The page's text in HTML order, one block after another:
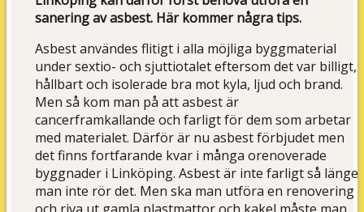
sanering av asbest. Här kommer några tips.
Asbest användes flitigt i alla möjliga byggmaterial
under sextio- och sjuttiotalet eftersom det var billigt,
hållbart och isolerade bra mot kyla, ljud och brand.
Men så kom man på att asbest är
cancerframkallande och farligt för dem som arbetar
med materialet. Därför är nu asbest förbjudet men
det finns fortfarande kvar i många orenoverade
byggnader i Linköping. Asbest är inte farligt så länge
man inte rör det. Men ska man utföra en renovering